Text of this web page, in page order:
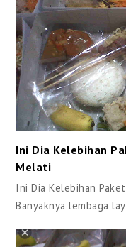
Ini Dia Kelebihan
Melati
Ini Dia Kelebihan
Banyaknya lembaga